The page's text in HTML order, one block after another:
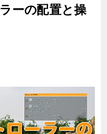
ーの配置と操